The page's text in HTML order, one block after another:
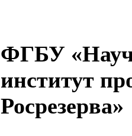
ФГБУ
институт
Росрезерва»